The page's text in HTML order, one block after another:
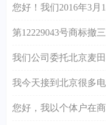
您好！我们2016年3月
第12229043号商标撤
我们公司委托北京麦
我今天接到北京很多
您好，我以个体户在